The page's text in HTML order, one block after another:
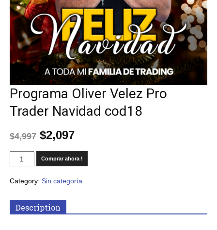
Programa Oliver Velez Pro
Trader Navidad cod18
$4,997 $2,097
Comprar ahora !
Category: Sin categoría
Description